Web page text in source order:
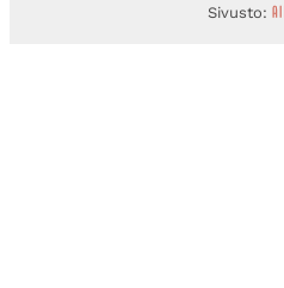
Sivusto: